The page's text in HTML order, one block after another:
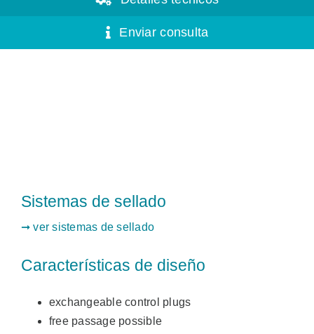
Enviar consulta
Sistemas de sellado
➞ ver sistemas de sellado
Características de diseño
exchangeable control plugs
free passage possible